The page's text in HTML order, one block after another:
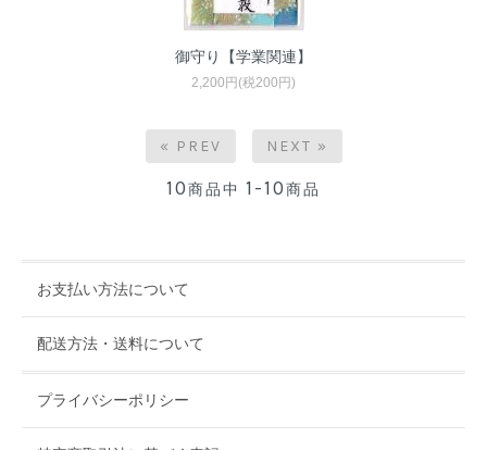
御守り【学業関連】
2,200円(税200円)
« PREV NEXT »
10商品中 1-10商品
お支払い方法について
配送方法・送料について
プライバシーポリシー